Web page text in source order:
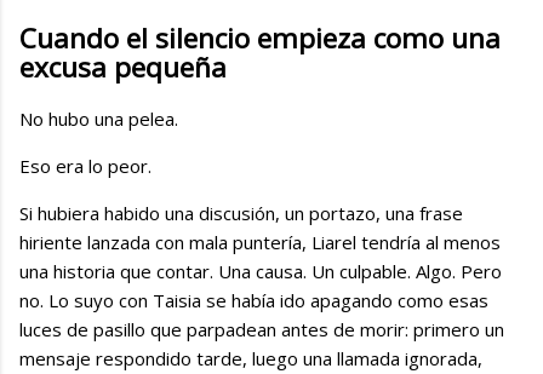
Cuando el silencio empieza como una
excusa pequeña
No hubo una pelea.
Eso era lo peor.
Si hubiera habido una discusión, un portazo, una frase
hiriente lanzada con mala puntería, Liarel tendría al menos
una historia que contar. Una causa. Un culpable. Algo. Pero
no. Lo suyo con Taisia se había ido apagando como esas
luces de pasillo que parpadean antes de morir: primero un
mensaje respondido tarde, luego una llamada ignorada,